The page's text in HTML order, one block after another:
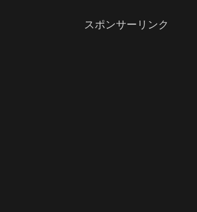
スポンサーリンク